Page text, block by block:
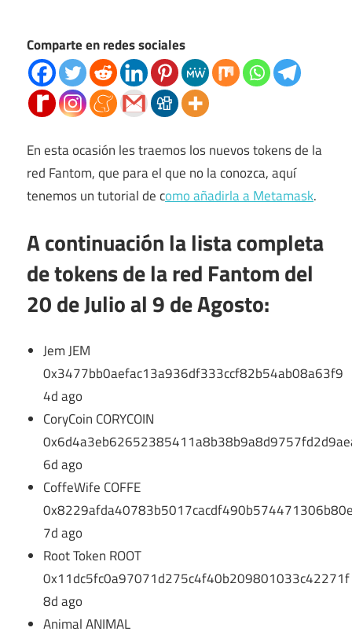
Comparte en redes sociales
En esta ocasión les traemos los nuevos tokens de la
red Fantom, que para el que no la conozca, aquí
tenemos un tutorial de como añadirla a Metamask.
A continuación la lista completa
de tokens de la red Fantom del
20 de Julio al 9 de Agosto:
Jem JEM
0x3477bb0aefac13a936df333ccf82b54ab08a63f9
4d ago
CoryCoin CORYCOIN
6d ago
CoffeWife COFFE
7d ago
Root Token ROOT
0x11dc5fc0a97071d275c4f40b209801033c42271f
8d ago
Animal ANIMAL